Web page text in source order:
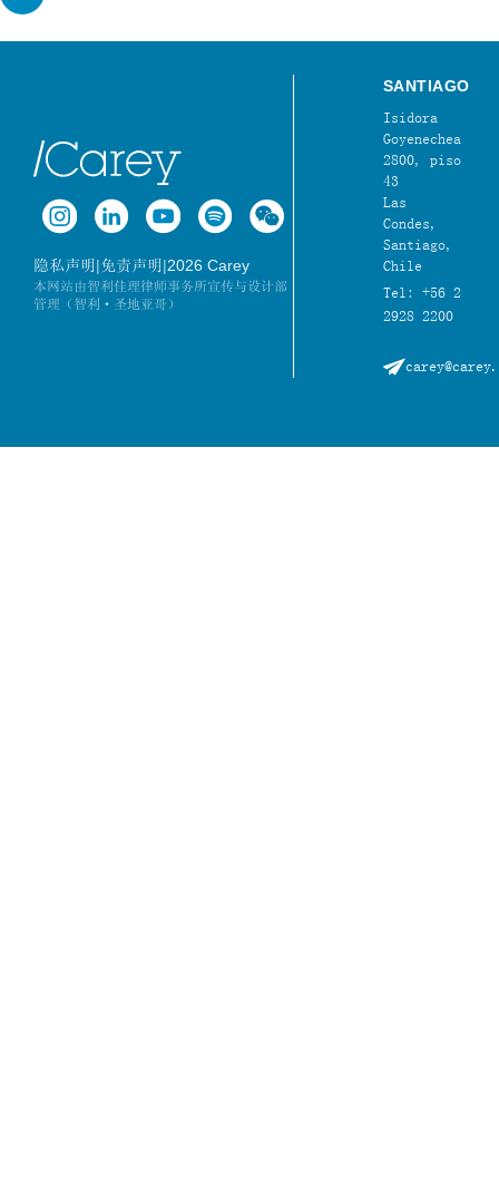
隐私声明|免责声明|2026 Carey
本网站由智利佳理律师事务所宣传与设计部
管理（智利·圣地亚哥）
SANTIAGO
Isidora
Goyenechea
2800, piso
43
Las
Condes,
Santiago,
Chile
Tel: +56 2
2928 2200